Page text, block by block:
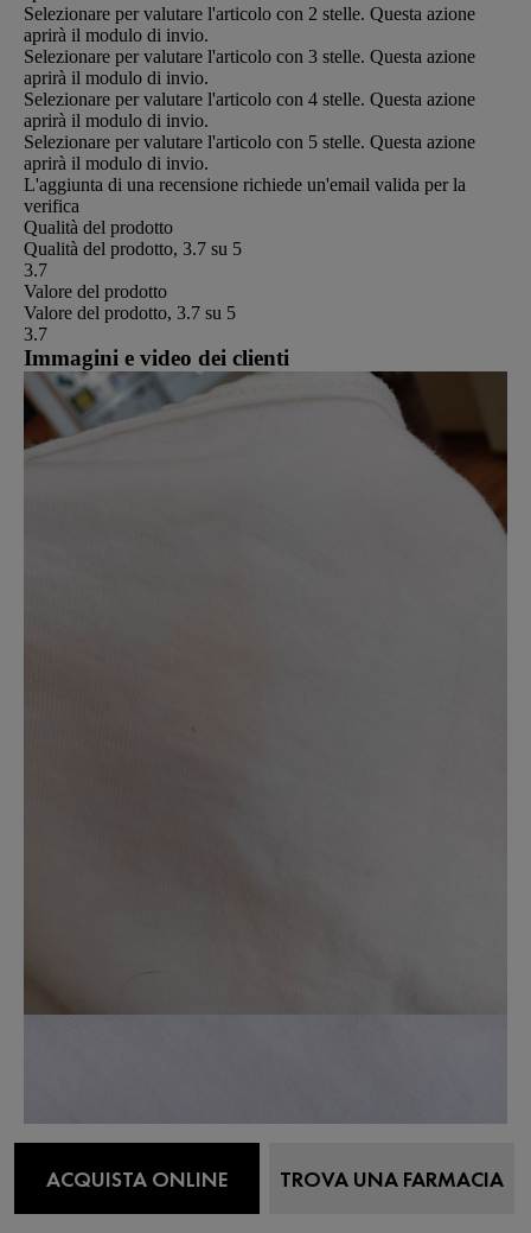
Selezionare per valutare l'articolo con 2 stelle. Questa azione
aprirà il modulo di invio.
Selezionare per valutare l'articolo con 3 stelle. Questa azione
aprirà il modulo di invio.
Selezionare per valutare l'articolo con 4 stelle. Questa azione
aprirà il modulo di invio.
Selezionare per valutare l'articolo con 5 stelle. Questa azione
aprirà il modulo di invio.
L'aggiunta di una recensione richiede un'email valida per la
verifica
Qualità del prodotto
Qualità del prodotto, 3.7 su 5
3.7
Valore del prodotto
Valore del prodotto, 3.7 su 5
3.7
Immagini e video dei clienti
ACQUISTA ONLINE TROVA UNA FARMACIA